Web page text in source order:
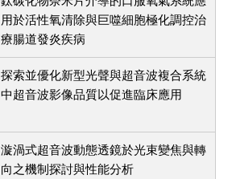
用於活性氧清除與巨噬細胞極化調控治
療腸道發炎疾病
探索並優化新型光聲與超音波複合系統
中超音波影像品質以促進臨床應用
漩渦式超音波動態透鏡於光束變焦與轉
向之機制探討與性能分析